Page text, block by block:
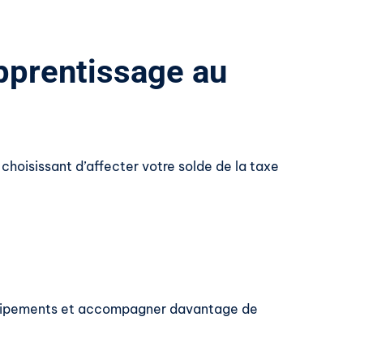
au
d’affecter votre solde de la taxe
et accompagner davantage de